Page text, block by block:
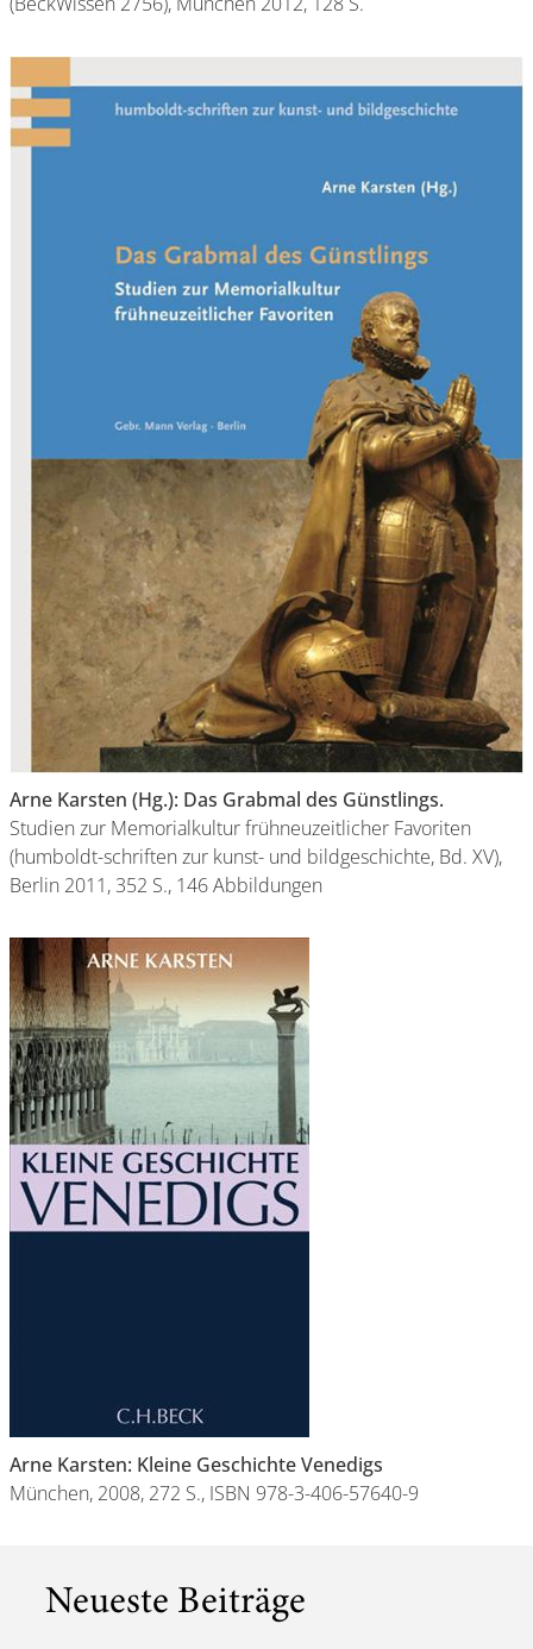
Arne Karsten (Hg.): Das Grabmal des Günstlings.
Studien zur Memorialkultur frühneuzeitlicher Favoriten
(humboldt-schriften zur kunst- und bildgeschichte, Bd. XV),
Berlin 2011, 352 S., 146 Abbildungen
Arne Karsten: Kleine Geschichte Venedigs
München, 2008, 272 S., ISBN 978-3-406-57640-9
Neueste Beiträge